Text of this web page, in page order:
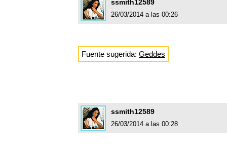
ssmith12589
26/03/2014 a las 00:26
Fuente sugerida: Geddes
ssmith12589
26/03/2014 a las 00:28